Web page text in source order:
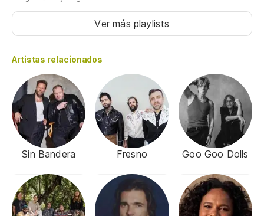
Ver más playlists
Artistas relacionados
Sin Bandera Fresno Goo Goo Dolls